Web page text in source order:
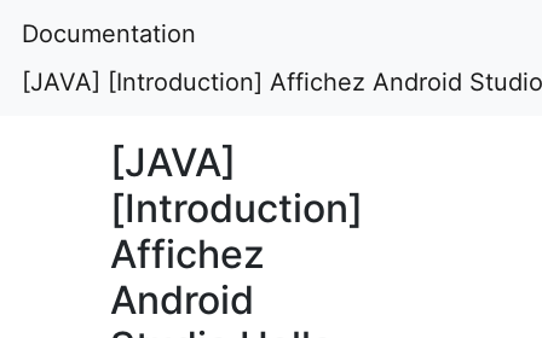
Documentation
[JAVA] [Introduction] Affichez Android
[JAVA]
[Introduction]
Affichez
Android